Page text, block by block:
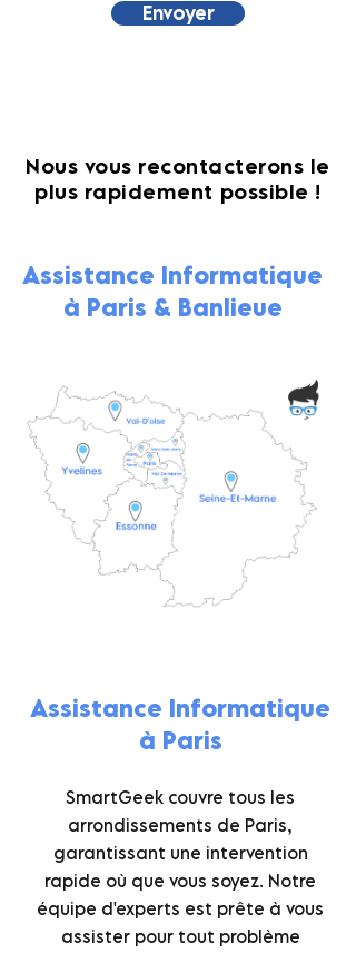
Envoyer
Nous vous recontacterons le
plus rapidement possible !
Assistance Informatique
à Paris & Banlieue
Assistance Informatique
à Paris
SmartGeek couvre tous les
arrondissements de Paris,
garantissant une intervention
rapide où que vous soyez. Notre
équipe d'experts est prête à vous
assister pour tout problème